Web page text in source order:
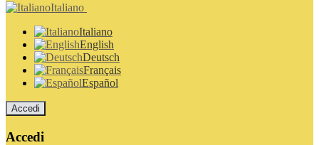
Italiano
Italiano
English
Deutsch
Français
Español
Accedi
Accedi